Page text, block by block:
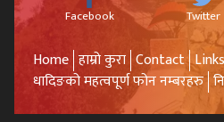
Facebook Twitter
Home हाम्रो कुरा Contact Links
धादिङको महत्वपूर्ण फोन नम्बरहरु